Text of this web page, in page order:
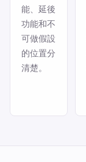
能、延後
功能和不
可做假設
的位置分
清楚。